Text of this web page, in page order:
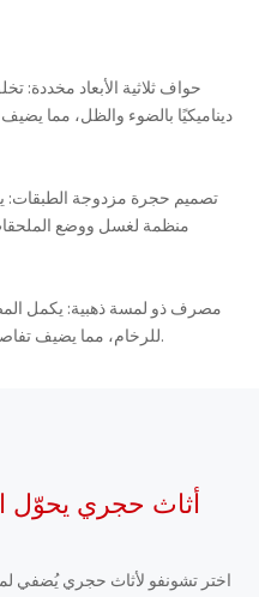
حواف ثلاثية الأبعاد مخددة:
ديناميكيًا بالضوء والظل، مما
تصميم حجرة مزدوجة الطبقات:
منظمة لغسل ووضع
مصرف ذو لمسة ذهبية: يكمل
للرخام، مما يضيف تفاصيل راقية ومتماسكة إلى المظهر الفاخر.
أثاث حجري يحوّل
اختر تشونفو لأثاث حجري